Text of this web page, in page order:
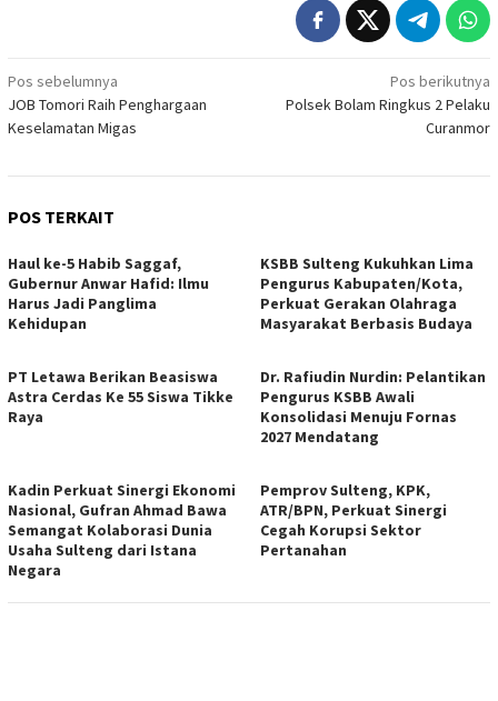
Navigasi
pos
Pos sebelumnya
JOB Tomori Raih Penghargaan
Keselamatan Migas
Pos berikutnya
Polsek Bolam Ringkus 2 Pelaku
Curanmor
POS TERKAIT
Haul ke-5 Habib Saggaf,
Gubernur Anwar Hafid: Ilmu
Harus Jadi Panglima
Kehidupan
KSBB Sulteng Kukuhkan Lima
Pengurus Kabupaten/Kota,
Perkuat Gerakan Olahraga
Masyarakat Berbasis Budaya
PT Letawa Berikan Beasiswa
Astra Cerdas Ke 55 Siswa Tikke
Raya
Dr. Rafiudin Nurdin: Pelantikan
Pengurus KSBB Awali
Konsolidasi Menuju Fornas
2027 Mendatang
Kadin Perkuat Sinergi Ekonomi
Nasional, Gufran Ahmad Bawa
Semangat Kolaborasi Dunia
Usaha Sulteng dari Istana
Negara
Pemprov Sulteng, KPK,
ATR/BPN, Perkuat Sinergi
Cegah Korupsi Sektor
Pertanahan